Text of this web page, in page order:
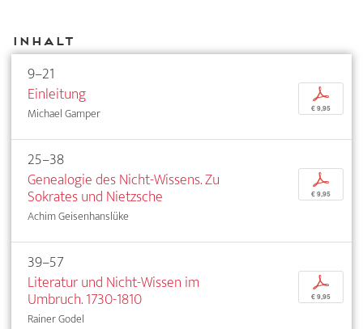
Inhalt
9–21
Einleitung
Michael Gamper
p
€ 9,95
25–38
Genealogie des Nicht-Wissens. Zu
Sokrates und Nietzsche
Achim Geisenhanslüke
p
€ 9,95
39–57
Literatur und Nicht-Wissen im
Umbruch. 1730-1810
Rainer Godel
p
€ 9,95